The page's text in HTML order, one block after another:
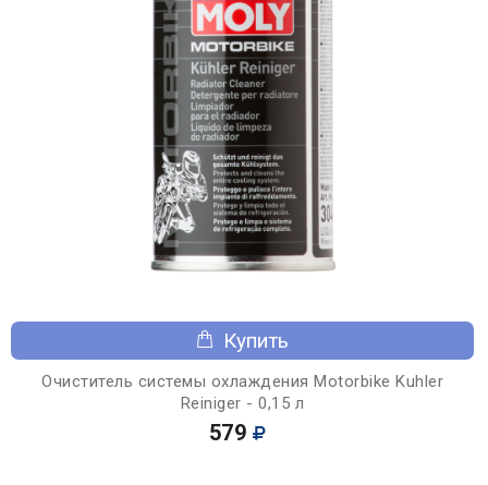
Купить
Очиститель системы охлаждения Motorbike Kuhler
Reiniger - 0,15 л
579